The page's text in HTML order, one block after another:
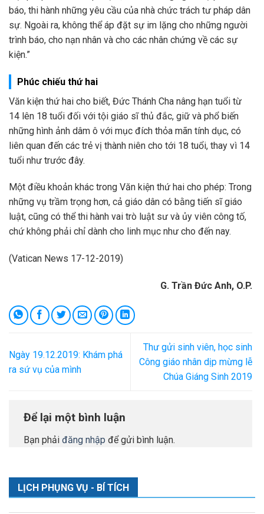
báo, thi hành những yêu cầu của nhà chức trách tư pháp dân
sự. Ngoài ra, không thể áp đặt sự im lặng cho những người
trình báo, cho nạn nhân và cho các nhân chứng về các sự
kiện.”
Phúc chiếu thứ hai
Văn kiện thứ hai cho biết, Đức Thánh Cha nâng hạn tuổi từ
14 lên 18 tuổi đối với tội giáo sĩ thủ đắc, giữ và phổ biến
những hình ảnh dâm ô với mục đích thỏa mãn tính dục, có
liên quan đến các trẻ vị thành niên cho tới 18 tuổi, thay vì 14
tuổi như trước đây.
Một điều khoản khác trong Văn kiện thứ hai cho phép: Trong
những vụ trầm trọng hơn, cả giáo dân có bằng tiến sĩ giáo
luật, cũng có thể thi hành vai trò luật sư và ủy viên công tố,
chứ không phải chỉ dành cho linh mục như cho đến nay.
(Vatican News 17-12-2019)
G. Trần Đức Anh, O.P.
Ngày 19.12.2019: Khám phá
ra sứ vụ của mình
Thư gửi sinh viên, học sinh
Công giáo nhân dịp mừng lễ
Chúa Giáng Sinh 2019
Để lại một bình luận
Bạn phải đăng nhập để gửi bình luận.
LỊCH PHỤNG VỤ - BÍ TÍCH